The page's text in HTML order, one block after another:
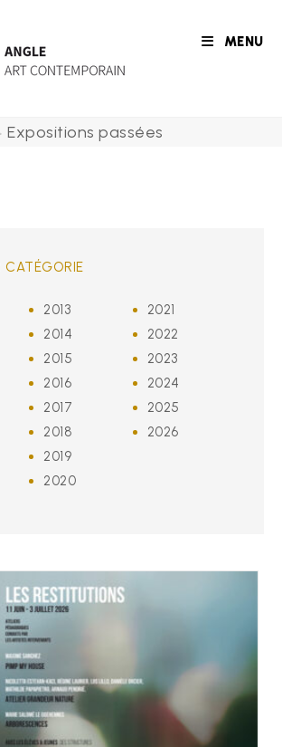
MENU
Expositions passées
CATÉGORIE
2013
2014
2015
2016
2017
2018
2019
2020
2021
2022
2023
2024
2025
2026